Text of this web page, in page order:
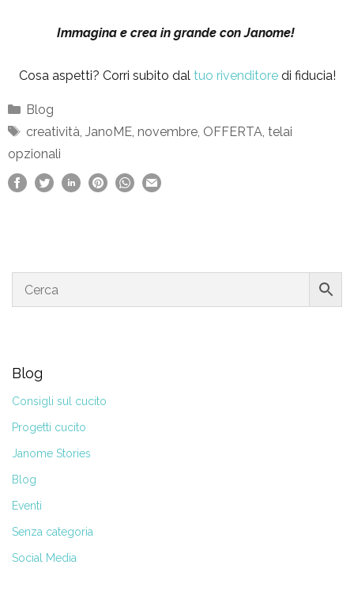
Immagina e crea in grande con Janome!
Cosa aspetti? Corri subito dal tuo rivenditoredi fiducia!
Categorie
Blog
Tag
creatività, JanoME, novembre, OFFERTA, telai
opzionali
Blog
Consigli sul cucito
Progetti cucito
Janome Stories
Blog
Eventi
Senza categoria
Social Media